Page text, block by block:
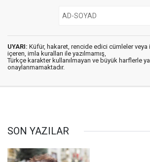
UYARI: Küfür, hakaret, rencide edici cümleler veya
içeren, imla kuralları ile yazılmamış,
Türkçe karakter kullanılmayan ve büyük harflerle
onaylanmamaktadır.
SON YAZILAR